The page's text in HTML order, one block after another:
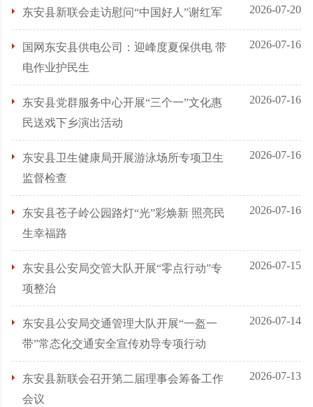
东安县新联会走访慰问“中国好人”谢红军 2026-07-20
国网东安县供电公司：迎峰度夏保供电 带
电作业护民生
2026-07-16
东安县党群服务中心开展“三个一”文化惠
民送戏下乡演出活动
2026-07-16
东安县卫生健康局开展游泳场所专项卫生
监督检查
2026-07-16
东安县苍子岭公园路灯“光”彩焕新 照亮民
生幸福路
2026-07-16
东安县公安局交管大队开展“零点行动”专
项整治
2026-07-15
东安县公安局交通管理大队开展“一盔一
带”常态化交通安全宣传劝导专项行动
2026-07-14
东安县新联会召开第二届理事会筹备工作
会议
2026-07-13